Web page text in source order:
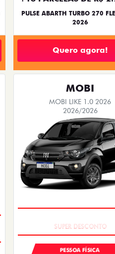
PULSE ABARTH TURBO 270
2026
Quero agora!
MOBI
MOBI LIKE 1.0 2026
2026/2026
PESSOA FÍSICA